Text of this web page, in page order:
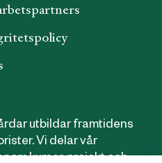
utbildar framtidens
Vi delar vår
kurser, projekt och